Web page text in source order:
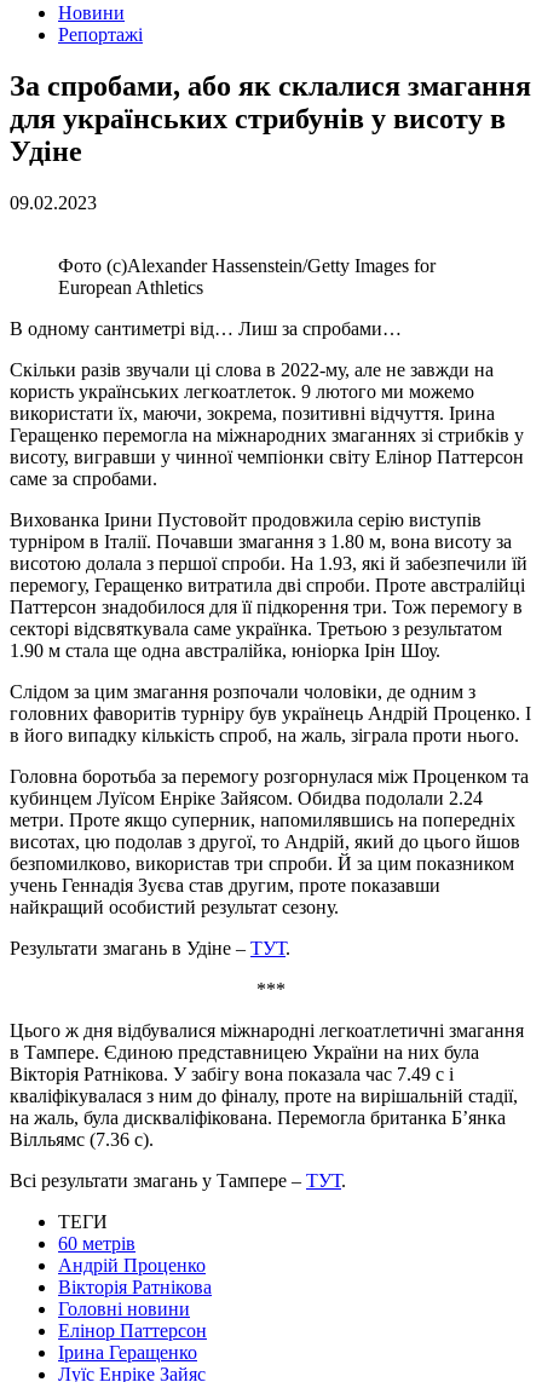
Новини
Репортажі
За спробами, або як склалися змагання
для українських стрибунів у висоту в
Удіне
09.02.2023
Фото (с)Alexander Hassenstein/Getty Images for
European Athletics
В одному сантиметрі від… Лиш за спробами…
Скільки разів звучали ці слова в 2022-му, але не завжди на
користь українських легкоатлеток. 9 лютого ми можемо
використати їх, маючи, зокрема, позитивні відчуття. Ірина
Геращенко перемогла на міжнародних змаганнях зі стрибків у
висоту, вигравши у чинної чемпіонки світу Елінор Паттерсон
саме за спробами.
Вихованка Ірини Пустовойт продовжила серію виступів
турніром в Італії. Почавши змагання з 1.80 м, вона висоту за
висотою долала з першої спроби. На 1.93, які й забезпечили їй
перемогу, Геращенко витратила дві спроби. Проте австралійці
Паттерсон знадобилося для її підкорення три. Тож перемогу в
секторі відсвяткувала саме українка. Третьою з результатом
1.90 м стала ще одна австралійка, юніорка Ірін Шоу.
Слідом за цим змагання розпочали чоловіки, де одним з
головних фаворитів турніру був українець Андрій Проценко. І
в його випадку кількість спроб, на жаль, зіграла проти нього.
Головна боротьба за перемогу розгорнулася між Проценком та
кубинцем Луїсом Енріке Зайясом. Обидва подолали 2.24
метри. Проте якщо суперник, напомилявшись на попередніх
висотах, цю подолав з другої, то Андрій, який до цього йшов
безпомилково, використав три спроби. Й за цим показником
учень Геннадія Зуєва став другим, проте показавши
найкращий особистий результат сезону.
Результати змагань в Удіне – ТУТ.
***
Цього ж дня відбувалися міжнародні легкоатлетичні змагання
в Тампере. Єдиною представницею України на них була
Вікторія Ратнікова. У забігу вона показала час 7.49 с і
кваліфікувалася з ним до фіналу, проте на вирішальній стадії,
на жаль, була дискваліфікована. Перемогла британка Б’янка
Вілльямс (7.36 с).
Всі результати змагань у Тампере – ТУТ.
ТЕГИ
60 метрів
Андрій Проценко
Вікторія Ратнікова
Головні новини
Елінор Паттерсон
Ірина Геращенко
Луїс Енріке Зайяс